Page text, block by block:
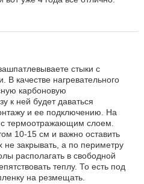
стыки с
качестве нагревательного
карбоновую
к ней будет даваться
и ее подключению. На
термоотражающим слоем.
10-15 см и важно оставить
закрывать, а по периметру
располагать в свободной
теплу. То есть под
на резмещать.